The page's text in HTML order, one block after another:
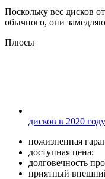
Поскольку вес дисков
обычного, они
Плюсы
дисков в 2020 году
пожизненная
доступная цена;
долговечность
приятный